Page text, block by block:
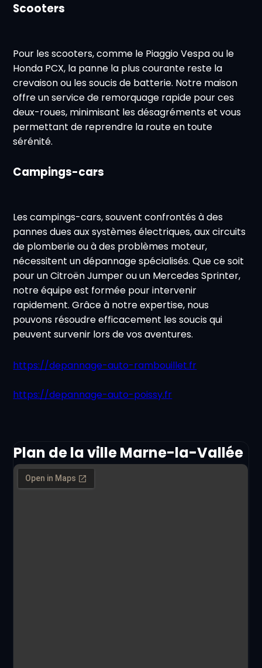
Scooters
Pour les scooters, comme le Piaggio Vespa ou le
Honda PCX, la panne la plus courante reste la
crevaison ou les soucis de batterie. Notre maison
offre un service de remorquage rapide pour ces
deux-roues, minimisant les désagréments et vous
permettant de reprendre la route en toute
sérénité.
Campings-cars
Les campings-cars, souvent confrontés à des
pannes dues aux systèmes électriques, aux circuits
de plomberie ou à des problèmes moteur,
nécessitent un dépannage spécialisés. Que ce soit
pour un Citroën Jumper ou un Mercedes Sprinter,
notre équipe est formée pour intervenir
rapidement. Grâce à notre expertise, nous
pouvons résoudre efficacement les soucis qui
peuvent survenir lors de vos aventures.
https://depannage-auto-rambouillet.fr
https://depannage-auto-poissy.fr
Plan de la ville Marne-la-Vallée